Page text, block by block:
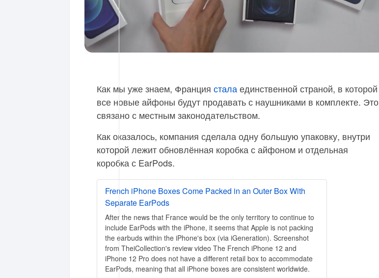
Как мы уже знаем, Франция сталаединственной страной, в которой
все новые айфоны будут продавать с наушниками в комплекте. Это
связано с местным законодательством.
Как оказалось, компания сделала одну большую упаковку, внутри
которой лежит обновлённая коробка с айфоном и отдельная
коробка с EarPods.
French iPhone Boxes Come Packed in an Outer Box With
Separate EarPods
After the news that France would be the only territory to continue to
include EarPods with the iPhone, it seems that Apple is not packing
the earbuds within the iPhone's box (via iGeneration). Screenshot
from TheiCollection's review video The French iPhone 12 and
iPhone 12 Pro does not have a different retail box to accommodate
EarPods, meaning that all iPhone boxes are consistent worldwide.